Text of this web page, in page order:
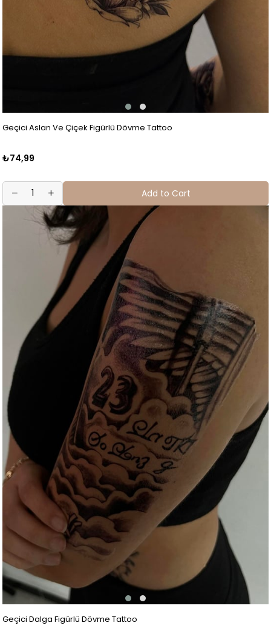
Geçici Aslan Ve Çiçek Figürlü Dövme Tattoo
₺74,99
Add to Cart
Geçici Dalga Figürlü Dövme Tattoo